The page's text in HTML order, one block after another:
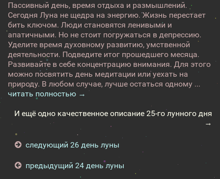
Пассивный день, время отдыха и размышлений.
Сегодня Луна не щедра на энергию. Жизнь перестает
бить ключом. Люди становятся ленивыми и
апатичными. Но не стоит погружаться в депрессию.
Уделите время духовному развитию, умственной
деятельности. Подведите итог прошедшего месяца.
Развивайте в себе концентрацию внимания. Для этого
можно посвятить день медитации или уехать на
природу. В любом случае, лучше остаться одному ...
читать полностью →
И ещё одно качественное описание 25-го лунного дня
→
следующий 26 день луны
предыдущий 24 день луны